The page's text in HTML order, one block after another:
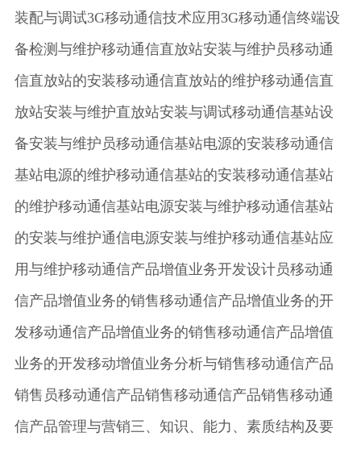
装配与调试3G移动通信技术应用3G移动通信终端设
备检测与维护移动通信直放站安装与维护员移动通
信直放站的安装移动通信直放站的维护移动通信直
放站安装与维护直放站安装与调试移动通信基站设
备安装与维护员移动通信基站电源的安装移动通信
基站电源的维护移动通信基站的安装移动通信基站
的维护移动通信基站电源安装与维护移动通信基站
的安装与维护通信电源安装与维护移动通信基站应
用与维护移动通信产品增值业务开发设计员移动通
信产品增值业务的销售移动通信产品增值业务的开
发移动通信产品增值业务的销售移动通信产品增值
业务的开发移动增值业务分析与销售移动通信产品
销售员移动通信产品销售移动通信产品销售移动通
信产品管理与营销三、知识、能力、素质结构及要